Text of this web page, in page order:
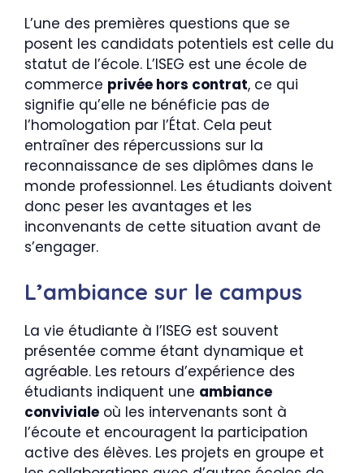
L’une des premières questions que se
posent les candidats potentiels est celle du
statut de l’école. L’ISEG est une école de
commerce privée hors contrat, ce qui
signifie qu’elle ne bénéficie pas de
l’homologation par l’État. Cela peut
entraîner des répercussions sur la
reconnaissance de ses diplômes dans le
monde professionnel. Les étudiants doivent
donc peser les avantages et les
inconvenants de cette situation avant de
s’engager.
L’ambiance sur le campus
La vie étudiante à l’ISEG est souvent
présentée comme étant dynamique et
agréable. Les retours d’expérience des
étudiants indiquent une ambiance
conviviale où les intervenants sont à
l’écoute et encouragent la participation
active des élèves. Les projets en groupe et